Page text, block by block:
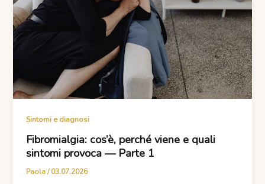
Sintomi e diagnosi
Fibromialgia: cos’è, perché viene e quali
sintomi provoca — Parte 1
Paola/03.07.2026